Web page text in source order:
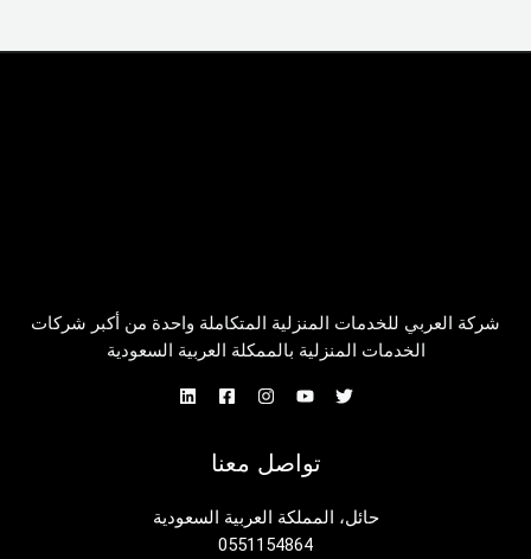
شركة العربي للخدمات المنزلية المتكاملة واحدة من أكبر شركات
الخدمات المنزلية بالممكلة العربية السعودية
تواصل معنا
حائل، المملكة العربية السعودية
0551154864